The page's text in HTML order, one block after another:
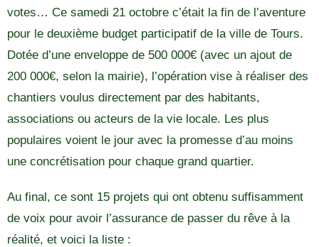
votes… Ce samedi 21 octobre c’était la fin de l’aventure
pour le deuxième budget participatif de la ville de Tours.
Dotée d’une enveloppe de 500 000€ (avec un ajout de
200 000€, selon la mairie), l’opération vise à réaliser des
chantiers voulus directement par des habitants,
associations ou acteurs de la vie locale. Les plus
populaires voient le jour avec la promesse d’au moins
une concrétisation pour chaque grand quartier.
Au final, ce sont 15 projets qui ont obtenu suffisamment
de voix pour avoir l’assurance de passer du rêve à la
réalité, et voici la liste :